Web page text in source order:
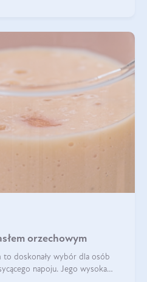
orzechowym
to doskonały wybór dla osób
napoju. Jego wysoka